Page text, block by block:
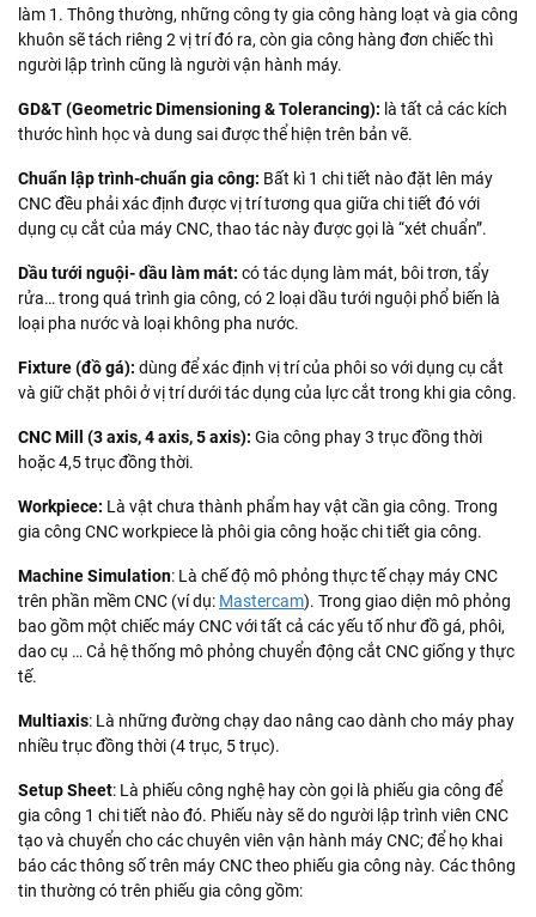
làm 1. Thông thường, những công ty gia công hàng loạt và gia công
khuôn sẽ tách riêng 2 vị trí đó ra, còn gia công hàng đơn chiếc thì
người lập trình cũng là người vận hành máy.
GD&T (Geometric Dimensioning & Tolerancing): là tất cả các kích
thước hình học và dung sai được thể hiện trên bản vẽ.
Chuẩn lập trình-chuẩn gia công: Bất kì 1 chi tiết nào đặt lên máy
CNC đều phải xác định được vị trí tương qua giữa chi tiết đó với
dụng cụ cắt của máy CNC, thao tác này được gọi là “xét chuẩn”.
Dầu tưới nguội- dầu làm mát: có tác dụng làm mát, bôi trơn, tẩy
rửa… trong quá trình gia công, có 2 loại dầu tưới nguội phổ biến là
loại pha nước và loại không pha nước.
Fixture (đồ gá): dùng để xác định vị trí của phôi so với dụng cụ cắt
và giữ chặt phôi ở vị trí dưới tác dụng của lực cắt trong khi gia công.
CNC Mill (3 axis, 4 axis, 5 axis): Gia công phay 3 trục đồng thời
hoặc 4,5 trục đồng thời.
Workpiece: Là vật chưa thành phẩm hay vật cần gia công. Trong
gia công CNC workpiece là phôi gia công hoặc chi tiết gia công.
Machine Simulation: Là chế độ mô phỏng thực tế chạy máy CNC
trên phần mềm CNC (ví dụ: Mastercam). Trong giao diện mô phỏng
bao gồm một chiếc máy CNC với tất cả các yếu tố như đồ gá, phôi,
dao cụ … Cả hệ thống mô phỏng chuyển động cắt CNC giống y thực
tế.
Multiaxis: Là những đường chạy dao nâng cao dành cho máy phay
nhiều trục đồng thời (4 trục, 5 trục).
Setup Sheet: Là phiếu công nghệ hay còn gọi là phiếu gia công để
gia công 1 chi tiết nào đó. Phiếu này sẽ do người lập trình viên CNC
tạo và chuyển cho các chuyên viên vận hành máy CNC; để họ khai
báo các thông số trên máy CNC theo phiếu gia công này. Các thông
tin thường có trên phiếu gia công gồm: